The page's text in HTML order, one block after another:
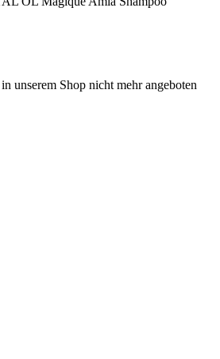
unserem Shop nicht mehr angeboten